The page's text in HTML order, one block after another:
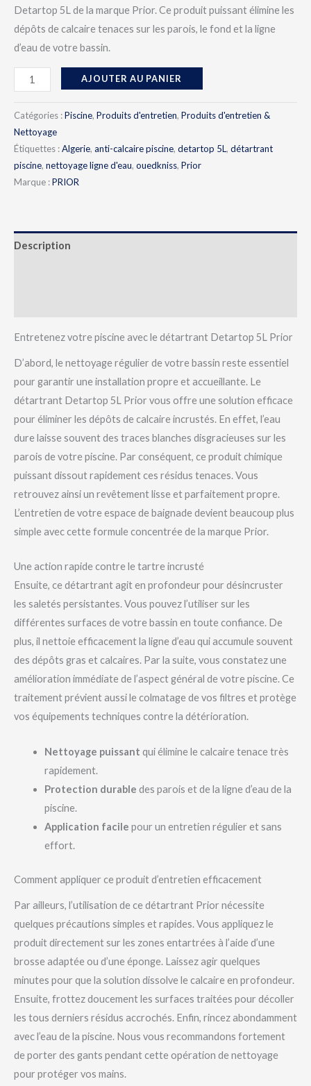
Detartop 5L de la marque Prior. Ce produit puissant élimine les
dépôts de calcaire tenaces sur les parois, le fond et la ligne
d’eau de votre bassin.
AJOUTER AU PANIER
Catégories :Piscine, Produits d'entretien, Produits d'entretien &
Nettoyage
Étiquettes :Algerie, anti-calcaire piscine, detartop 5L, détartrant
piscine, nettoyage ligne d'eau, ouedkniss, Prior
Marque :PRIOR
Description
Entretenez votre piscine avec le détartrant Detartop 5L Prior
D’abord, le nettoyage régulier de votre bassin reste essentiel
pour garantir une installation propre et accueillante. Le
détartrant Detartop 5L Prior vous offre une solution efficace
pour éliminer les dépôts de calcaire incrustés. En effet, l’eau
dure laisse souvent des traces blanches disgracieuses sur les
parois de votre piscine. Par conséquent, ce produit chimique
puissant dissout rapidement ces résidus tenaces. Vous
retrouvez ainsi un revêtement lisse et parfaitement propre.
L’entretien de votre espace de baignade devient beaucoup plus
simple avec cette formule concentrée de la marque Prior.
Une action rapide contre le tartre incrusté
Ensuite, ce détartrant agit en profondeur pour désincruster
les saletés persistantes. Vous pouvez l’utiliser sur les
différentes surfaces de votre bassin en toute confiance. De
plus, il nettoie efficacement la ligne d’eau qui accumule souvent
des dépôts gras et calcaires. Par la suite, vous constatez une
amélioration immédiate de l’aspect général de votre piscine. Ce
traitement prévient aussi le colmatage de vos filtres et protège
vos équipements techniques contre la détérioration.
Nettoyage puissant qui élimine le calcaire tenace très
rapidement.
Protection durable des parois et de la ligne d’eau de la
piscine.
Application facile pour un entretien régulier et sans
effort.
Comment appliquer ce produit d’entretien efficacement
Par ailleurs, l’utilisation de ce détartrant Prior nécessite
quelques précautions simples et rapides. Vous appliquez le
produit directement sur les zones entartrées à l’aide d’une
brosse adaptée ou d’une éponge. Laissez agir quelques
minutes pour que la solution dissolve le calcaire en profondeur.
Ensuite, frottez doucement les surfaces traitées pour décoller
les tous derniers résidus accrochés. Enfin, rincez abondamment
avec l’eau de la piscine. Nous vous recommandons fortement
de porter des gants pendant cette opération de nettoyage
pour protéger vos mains.